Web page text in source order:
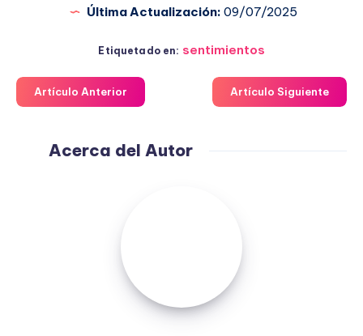
Última Actualización: 09/07/2025
Etiquetado en: sentimientos
Artículo Anterior Artículo Siguiente
Acerca del Autor